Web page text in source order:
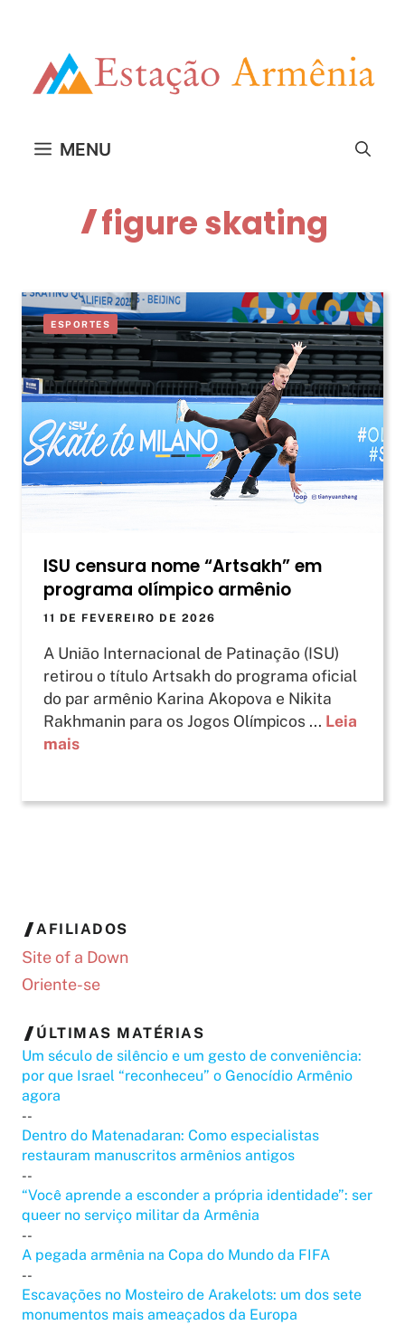
MENU
figure skating
ESPORTES
ISU censura nome “Artsakh” em
programa olímpico armênio
11 DE FEVEREIRO DE 2026
A União Internacional de Patinação (ISU)
retirou o título Artsakh do programa oficial
do par armênio Karina Akopova e Nikita
Rakhmanin para os Jogos Olímpicos ... Leia
mais
AFILIADOS
Site of a Down
Oriente-se
ÚLTIMAS MATÉRIAS
Um século de silêncio e um gesto de conveniência:
por que Israel “reconheceu” o Genocídio Armênio
agora
--
Dentro do Matenadaran: Como especialistas
restauram manuscritos armênios antigos
--
“Você aprende a esconder a própria identidade”: ser
queer no serviço militar da Armênia
--
A pegada armênia na Copa do Mundo da FIFA
--
Escavações no Mosteiro de Arakelots: um dos sete
monumentos mais ameaçados da Europa